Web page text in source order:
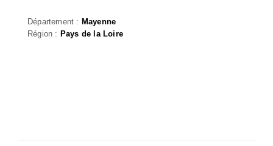
Département : Mayenne
Région : Pays de la Loire